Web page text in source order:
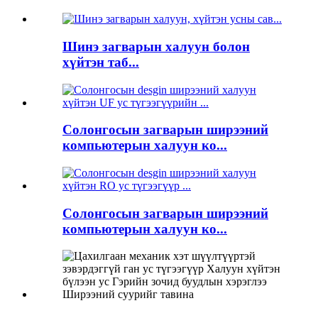
Шинэ загварын халуун болон
хүйтэн таб...
Солонгосын загварын ширээний
компьютерын халуун ко...
Солонгосын загварын ширээний
компьютерын халуун ко...